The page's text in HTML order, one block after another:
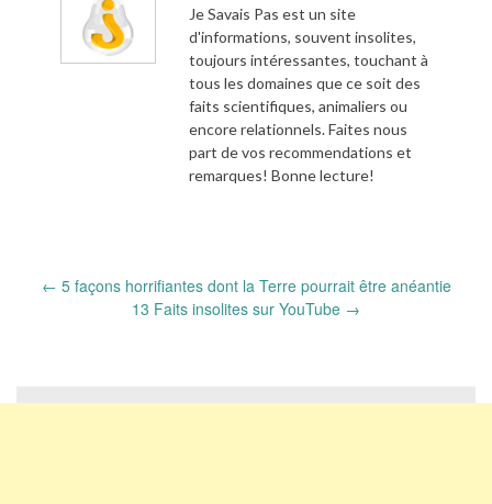
Je Savais Pas est un site
d'informations, souvent insolites,
toujours intéressantes, touchant à
tous les domaines que ce soit des
faits scientifiques, animaliers ou
encore relationnels. Faites nous
part de vos recommendations et
remarques! Bonne lecture!
Post
← 5 façons horrifiantes dont la Terre pourrait être anéantie
13 Faits insolites sur YouTube →